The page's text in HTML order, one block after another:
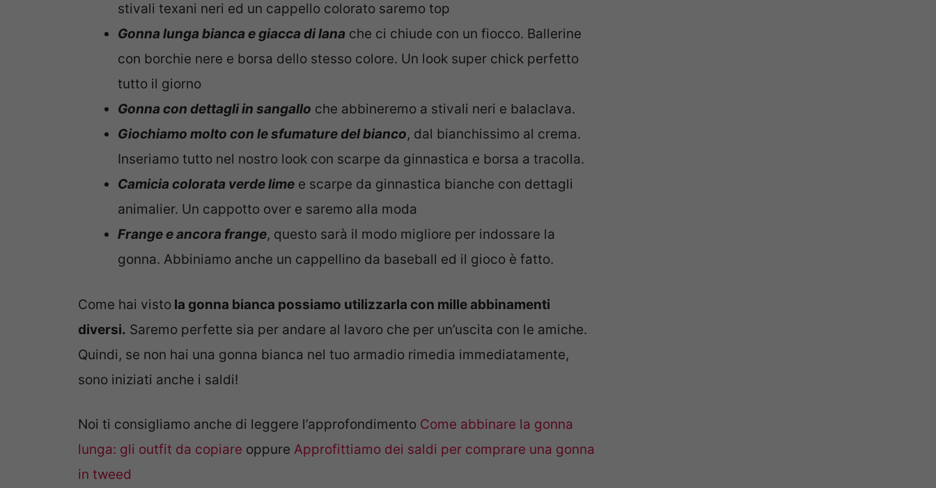
stivali texani neri ed un cappello colorato saremo top
Gonna lunga bianca e giacca di lana che ci chiude con un fiocco. Ballerine
con borchie nere e borsa dello stesso colore. Un look super chick perfetto
tutto il giorno
Gonna con dettagli in sangallo che abbineremo a stivali neri e balaclava.
Giochiamo molto con le sfumature del bianco, dal bianchissimo al crema.
Inseriamo tutto nel nostro look con scarpe da ginnastica e borsa a tracolla.
Camicia colorata verde lime e scarpe da ginnastica bianche con dettagli
animalier. Un cappotto over e saremo alla moda
Frange e ancora frange, questo sarà il modo migliore per indossare la
gonna. Abbiniamo anche un cappellino da baseball ed il gioco è fatto.
Come hai visto la gonna bianca possiamo utilizzarla con mille abbinamenti
diversi. Saremo perfette sia per andare al lavoro che per un’uscita con le amiche.
Quindi, se non hai una gonna bianca nel tuo armadio rimedia immediatamente,
sono iniziati anche i saldi!
Noi ti consigliamo anche di leggere l’approfondimento Come abbinare la gonna
lunga: gli outfit da copiare oppure Approfittiamo dei saldi per comprare una gonna
in tweed